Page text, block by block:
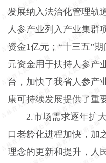
发展纳入法治化管理轨
人参产业列入产业集群
资金1亿元；“十三五”
元资金用于扶持人参产
台，加快了我省人参产
康可持续发展提供了重
2.市场需求逐年扩大
口老龄化进程加快，加
理念的更新和提升，人